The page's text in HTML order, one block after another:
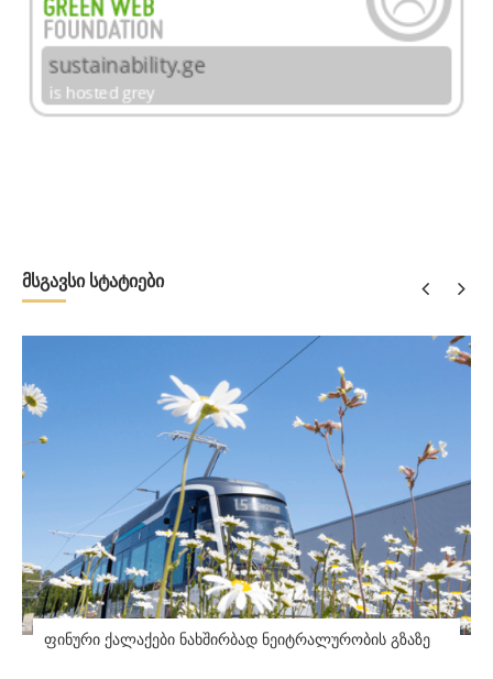
მსგავსი სტატიები
ფინური ქალაქები ნახშირბად ნეიტრალურობის გზაზე